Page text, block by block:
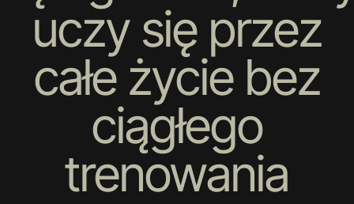
uczy się przez
całe życie bez
ciągłego
trenowania